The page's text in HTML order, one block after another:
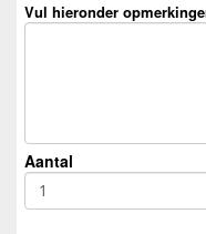
Vul hieronder
Aantal